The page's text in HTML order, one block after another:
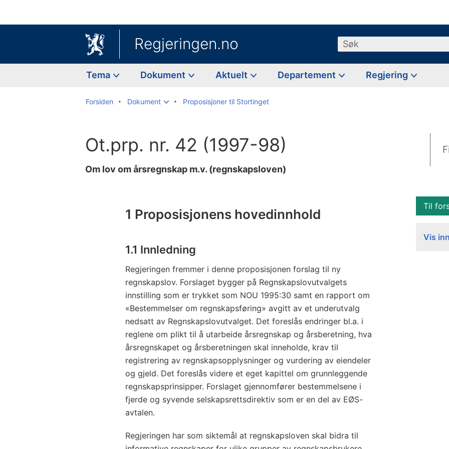
Regjeringen.no Søk
Tema Dokument Aktuelt Departement Regjering
Forsiden Dokument Proposisjoner til Stortinget
Ot.prp. nr. 42 (1997-98)
Om lov om årsregnskap m.v. (regnskapsloven)
1 Proposisjonens hovedinnhold
1.1 Innledning
Regjeringen fremmer i denne proposisjonen forslag til ny
regnskapslov. Forslaget bygger på Regnskapslovutvalgets
innstilling som er trykket som NOU 1995:30 samt en rapport om
«Bestemmelser om regnskapsføring» avgitt av et underutvalg
nedsatt av Regnskapslovutvalget. Det foreslås endringer bl.a. i
reglene om plikt til å utarbeide årsregnskap og årsberetning, hva
årsregnskapet og årsberetningen skal inneholde, krav til
registrering av regnskapsopplysninger og vurdering av eiendeler
og gjeld. Det foreslås videre et eget kapittel om grunnleggende
regnskapsprinsipper. Forslaget gjennomfører bestemmelsene i
fjerde og syvende selskapsrettsdirektiv som er en del av EØS-
avtalen.
Regjeringen har som siktemål at regnskapsloven skal bidra til
Til
Vis